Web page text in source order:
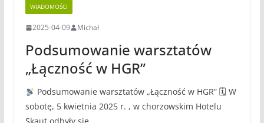
WIADOMOŚCI
2025-04-09 Michał
Podsumowanie warsztatów
„Łączność w HGR”
Podsumowanie warsztatów „Łączność w HGR” 🗓 W
sobotę, 5 kwietnia 2025 r. , w chorzowskim Hotelu